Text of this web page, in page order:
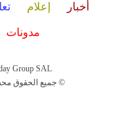
أخبار إعلام
مدونات
Group SAL
جميع الحقوق محفوظة لمجموعة العرب اليوم الاعلامية 2025 ©